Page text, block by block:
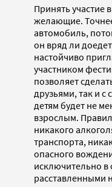
Принять участие
желающие.
автомобиль,
он вряд ли
настойчиво
участником
позволяет
друзьями, так и
детям будет не
взрослым.
никакого
транспорта,
опасного
исключительно в
расставленными